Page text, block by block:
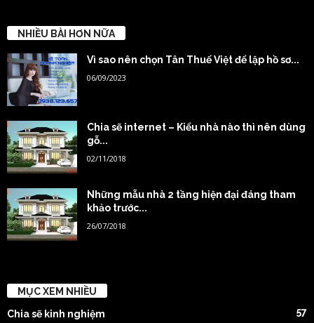
NHIỀU BÀI HƠN NỮA
Vì sao nên chọn Tân Thuế Việt để lập hồ sơ...
06/09/2023
Chia sẽ internet – Kiểu nhà nào thì nên dùng
gỗ...
02/11/2018
Những mẫu nhà 2 tầng hiện đại đáng tham
khảo trước...
26/07/2018
MỤC XEM NHIỀU
Chia sẽ kinh nghiệm
57